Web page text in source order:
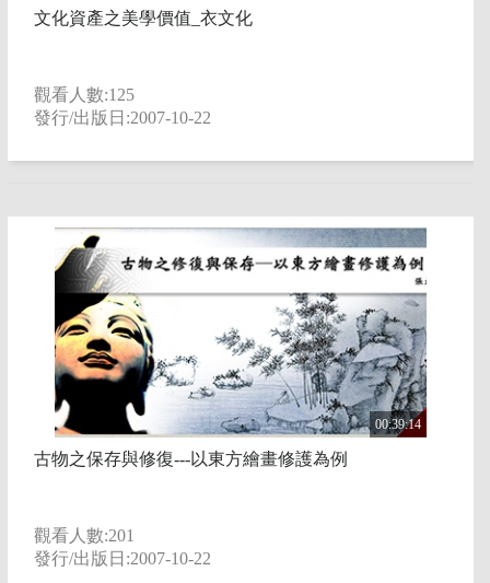
文化資產之美學價值_衣文化
觀看人數:125
發行/出版日:2007-10-22
00:39:14
古物之保存與修復---以東方繪畫修護為例
觀看人數:201
發行/出版日:2007-10-22